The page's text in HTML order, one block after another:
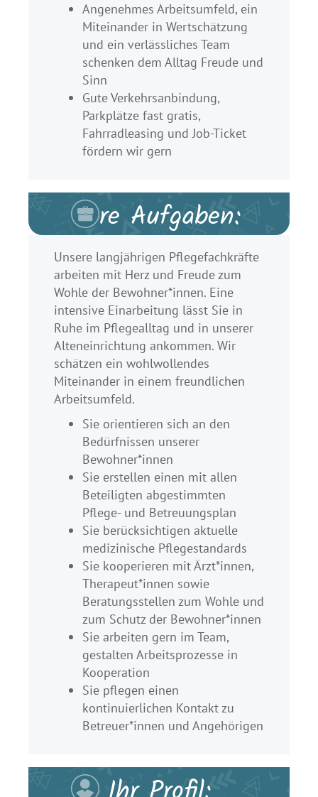
Angenehmes Arbeitsumfeld, ein
Miteinander in Wertschätzung
und ein verlässliches Team
schenken dem Alltag Freude und
Sinn
Gute Verkehrsanbindung,
Parkplätze fast gratis,
Fahrradleasing und Job-Ticket
fördern wir gern
Ihre Aufgaben:
Unsere langjährigen Pflegefachkräfte
arbeiten mit Herz und Freude zum
Wohle der Bewohner*innen. Eine
intensive Einarbeitung lässt Sie in
Ruhe im Pflegealltag und in unserer
Alteneinrichtung ankommen. Wir
schätzen ein wohlwollendes
Miteinander in einem freundlichen
Arbeitsumfeld.
Sie orientieren sich an den
Bedürfnissen unserer
Bewohner*innen
Sie erstellen einen mit allen
Beteiligten abgestimmten
Pflege- und Betreuungsplan
Sie berücksichtigen aktuelle
medizinische Pflegestandards
Sie kooperieren mit Ärzt*innen,
Therapeut*innen sowie
Beratungsstellen zum Wohle und
zum Schutz der Bewohner*innen
Sie arbeiten gern im Team,
gestalten Arbeitsprozesse in
Kooperation
Sie pflegen einen
kontinuierlichen Kontakt zu
Betreuer*innen und Angehörigen